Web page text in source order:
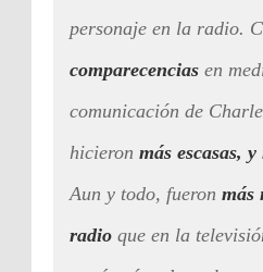
personaje en la radio.
comparecencias en
comunicación de
hicieron más escasas,
Aun y todo, fueron más
radio que en la